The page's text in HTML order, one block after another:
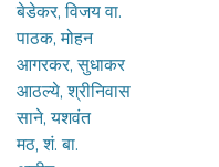
बेडेकर, विजय वा.
पाठक, मोहन
आगरकर, सुधाकर
आठल्ये, श्रीनिवास
साने, यशवंत
मठ, शं. बा.